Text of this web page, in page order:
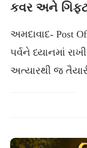
કવર અને
અમદાવાદ- Post
પર્વને ધ્યાનમાં
અત્યારથી જ